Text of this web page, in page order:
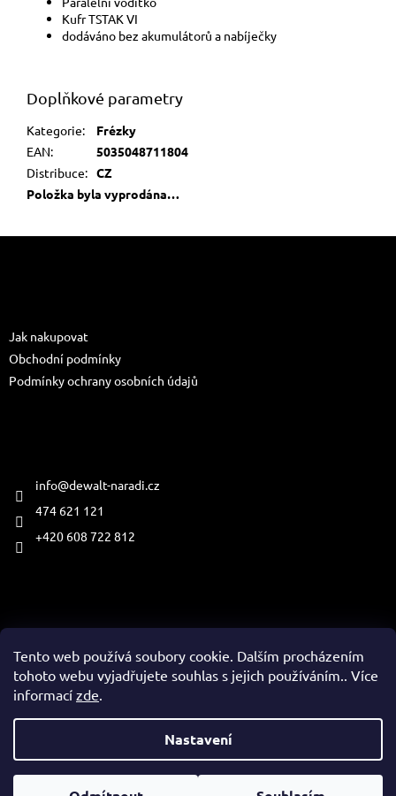
Tento web používá soubory cookie. Dalším procházením
tohoto webu vyjadřujete souhlas s jejich používáním.. Více
informací zde.
Nastavení
Kufr TSTAK VI
dodáváno bez akumulátorů a nabíječky
Doplňkové parametry
Kategorie:
Frézky
EAN:
5035048711804
Distribuce: CZ
Položka byla vyprodána…
Jak nakupovat
Obchodní podmínky
Podmínky ochrany osobních údajů
info@dewalt-naradi.cz
474 621 121
+420 608 722 812
www.dewalt-naradi.cz